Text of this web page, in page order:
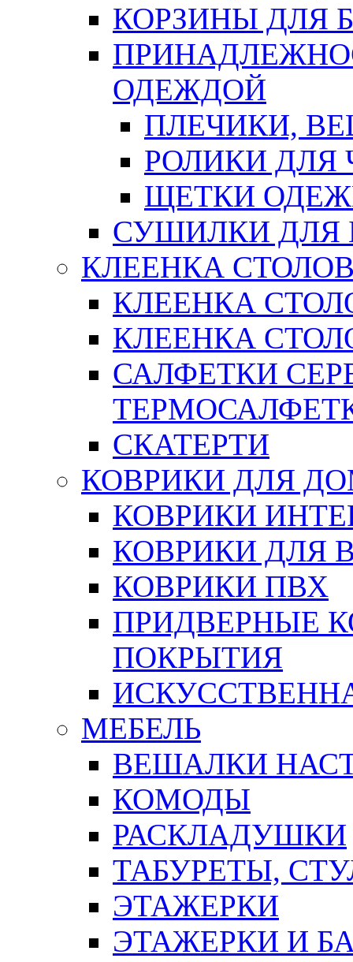
КОРЗИНЫ ДЛЯ
ОДЕЖДОЙ
ПЛЕЧИКИ,
РОЛИКИ ДЛЯ
ЩЕТКИ
СУШИЛКИ ДЛЯ
КЛЕЕНКА
КЛЕЕНКА
КЛЕЕНКА
САЛФЕТКИ
СКАТЕРТИ
КОВРИКИ ДЛЯ
КОВРИКИ
КОВРИКИ ДЛЯ
КОВРИКИ ПВХ
ПРИДВЕРНЫЕ
ПОКРЫТИЯ
МЕБЕЛЬ
ВЕШАЛКИ
КОМОДЫ
РАСКЛАДУШКИ
ТАБУРЕТЫ,
ЭТАЖЕРКИ
ЭТАЖЕРКИ И